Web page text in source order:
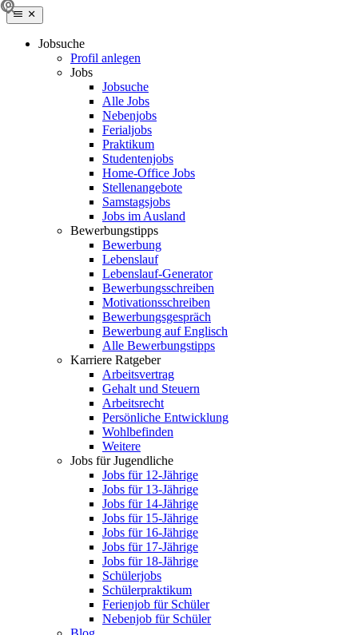
Jobsuche
Profil anlegen
Jobs
Jobsuche
Alle Jobs
Nebenjobs
Ferialjobs
Praktikum
Studentenjobs
Home-Office Jobs
Stellenangebote
Samstagsjobs
Jobs im Ausland
Bewerbungstipps
Bewerbung
Lebenslauf
Lebenslauf-Generator
Bewerbungsschreiben
Motivationsschreiben
Bewerbungsgespräch
Bewerbung auf Englisch
Alle Bewerbungstipps
Karriere Ratgeber
Arbeitsvertrag
Gehalt und Steuern
Arbeitsrecht
Persönliche Entwicklung
Wohlbefinden
Weitere
Jobs für Jugendliche
Jobs für 12-Jährige
Jobs für 13-Jährige
Jobs für 14-Jährige
Jobs für 15-Jährige
Jobs für 16-Jährige
Jobs für 17-Jährige
Jobs für 18-Jährige
Schülerjobs
Schülerpraktikum
Ferienjob für Schüler
Nebenjob für Schüler